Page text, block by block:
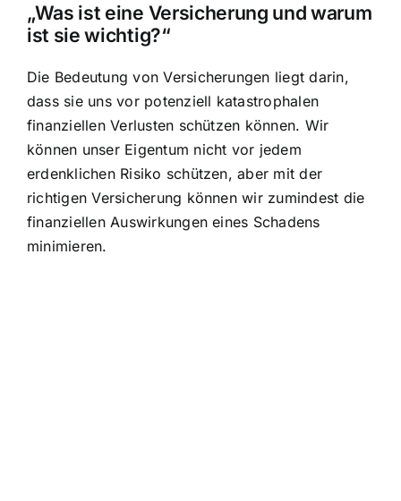
„Was ist eine Versicherung und warum
ist sie wichtig?“
Die Bedeutung von Versicherungen liegt darin,
dass sie uns vor potenziell katastrophalen
finanziellen Verlusten schützen können. Wir
können unser Eigentum nicht vor jedem
erdenklichen Risiko schützen, aber mit der
richtigen Versicherung können wir zumindest die
finanziellen Auswirkungen eines Schadens
minimieren.